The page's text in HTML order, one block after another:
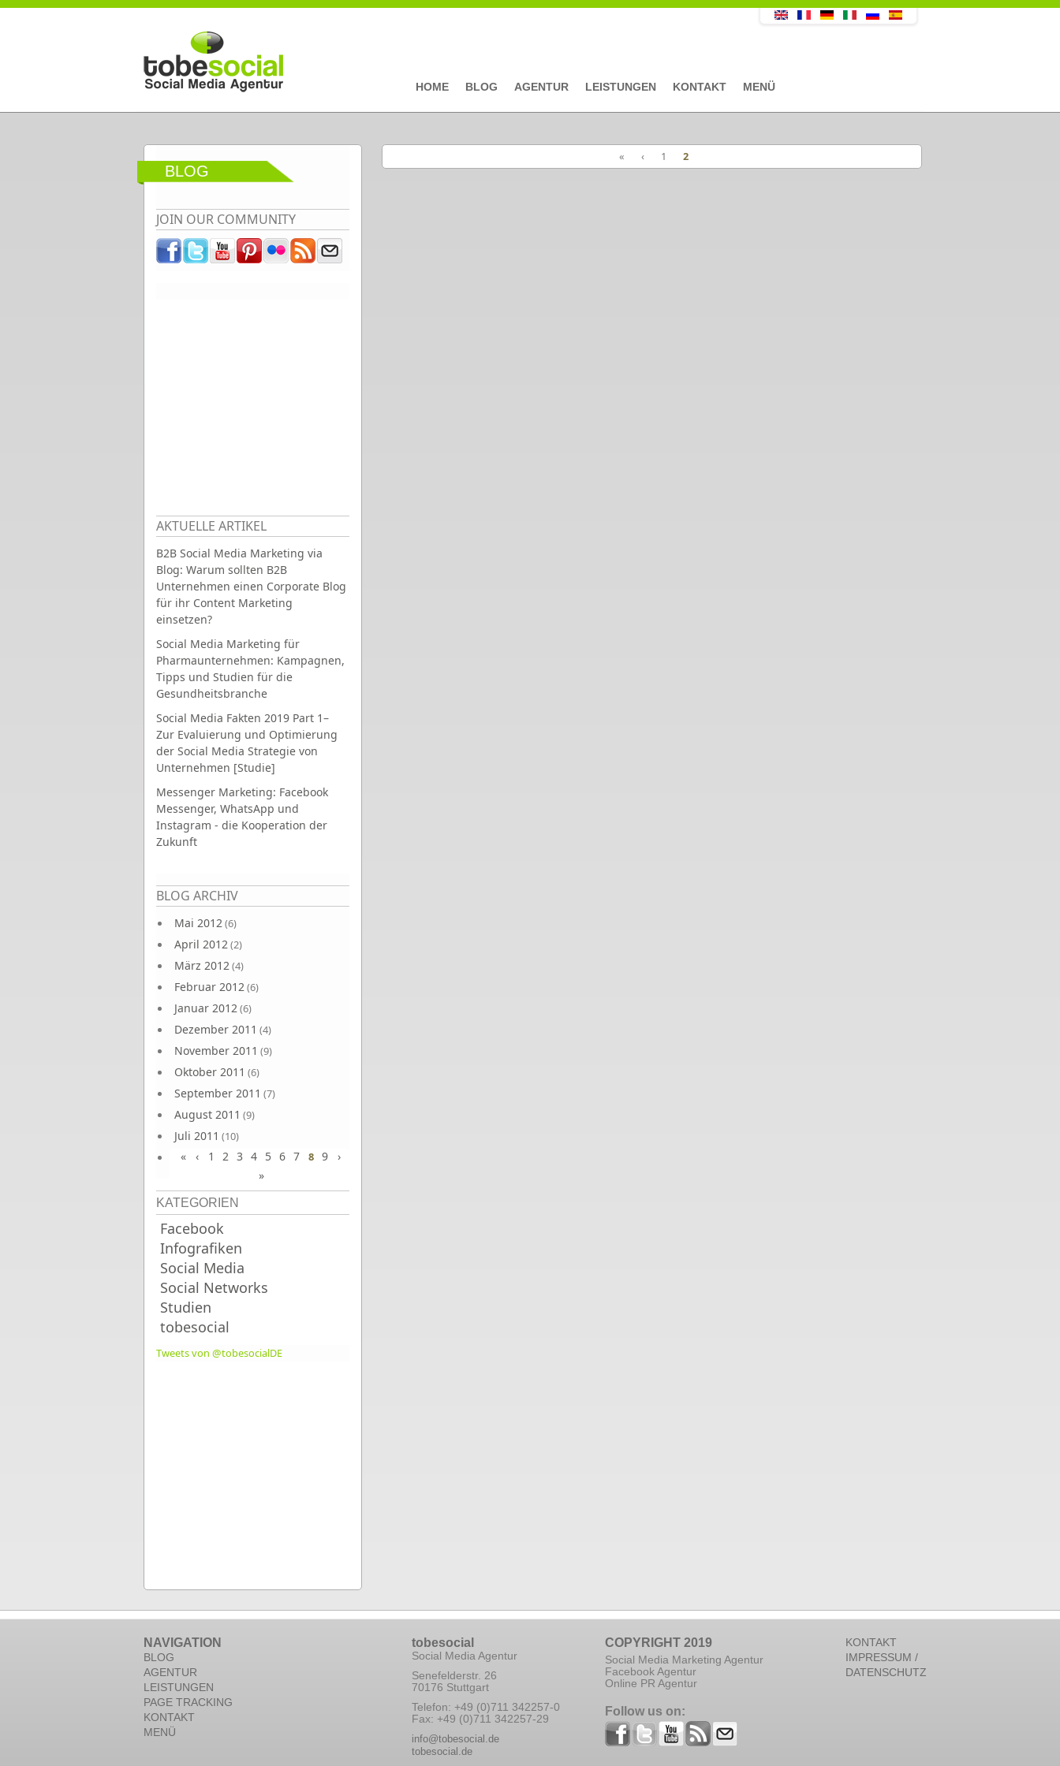
Direkt zum Inhalt
HOME BLOG AGENTUR LEISTUNGEN KONTAKT MENÜ
BLOG
JOIN OUR COMMUNITY
AKTUELLE ARTIKEL
B2B Social Media Marketing via
Blog: Warum sollten B2B
Unternehmen einen Corporate Blog
für ihr Content Marketing
einsetzen?
Social Media Marketing für
Pharmaunternehmen: Kampagnen,
Tipps und Studien für die
Gesundheitsbranche
Social Media Fakten 2019 Part 1–
Zur Evaluierung und Optimierung
der Social Media Strategie von
Unternehmen [Studie]
Messenger Marketing: Facebook
Messenger, WhatsApp und
Instagram - die Kooperation der
Zukunft
BLOG ARCHIV
Mai 2012(6)
April 2012(2)
März 2012(4)
Februar 2012(6)
Januar 2012(6)
Dezember 2011 (4)
November 2011 (9)
Oktober 2011 (6)
September 2011 (7)
August 2011 (9)
Juli 2011 (10)
Juni 2011(9)
Seiten
« ‹ 1 2 3 4 5 6 7 8 9
›
»
KATEGORIEN
Facebook
Infografiken
Social Media
Social Networks
Studien
tobesocial
Tweets von @tobesocialDE
Seiten
« ‹ 1 2
NAVIGATION
BLOG
AGENTUR
LEISTUNGEN
PAGE TRACKING
KONTAKT
MENÜ
tobesocial
Social Media Agentur
Senefelderstr. 26
70176 Stuttgart
Telefon: +49 (0)711 342257-0
Fax: +49 (0)711 342257-29
info@tobesocial.de
tobesocial.de
COPYRIGHT 2019
Social Media Marketing Agentur
Facebook Agentur
Online PR Agentur
Follow us on:
KONTAKT
IMPRESSUM /
DATENSCHUTZ